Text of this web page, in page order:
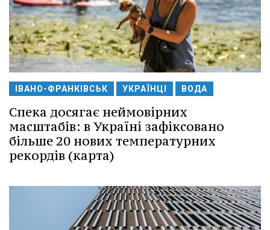
ІВАНО-ФРАНКІВСЬК УКРАЇНЦІ ВОДА
Спека досягає неймовірних
масштабів: в Україні зафіксовано
більше 20 нових температурних
рекордів (карта)